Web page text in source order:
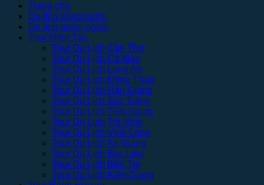
Trang chủ
Du lịch trong nước
Du lịch nước ngoài
Tour Miền Tây
Tour Du Lịch Cần Thơ
Tour Du Lịch Cà Mau
Tour Du Lịch Long An
Tour Du Lịch Đồng Tháp
Tour Du Lịch Hậu Giang
Tour Du Lịch Sóc Trăng
Tour Du Lịch Tiền Giang
Tour Du Lịch Trà Vinh
Tour Du Lịch Vĩnh Long
Tour Du Lịch An Giang
Tour Du Lịch Bạc Liêu
Tour Du Lịch Bến Tre
Tour Du Lịch Kiên Giang